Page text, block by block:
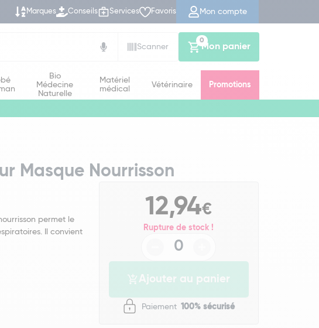
Marques Conseils Services Favoris Mon compte
Scanner
Mon panier
0
Bio
Médecine
Naturelle
Matériel
médical
Vétérinaire Promotions
Masque Nourrisson
permet le
Il convient
12,94€
Rupture de stock !
Ajouter au panier
Paiement 100% sécurisé